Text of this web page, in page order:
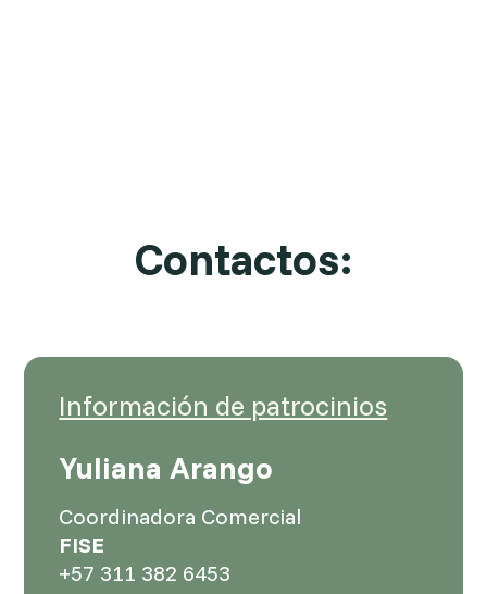
Contactos:
Información de patrocinios
Yuliana Arango
Coordinadora Comercial
FISE
+57 311 382 6453